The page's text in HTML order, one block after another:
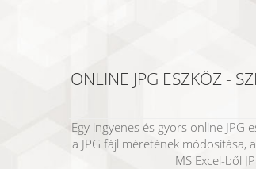
ONLINE JPG ESZKÖZ -
Egy ingyenes és gyors online
a JPG fájl méretének módosítása,
MS Excel-ből